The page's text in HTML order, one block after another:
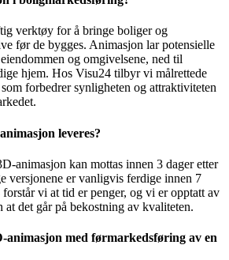
verktøy for å bringe boliger og
før de bygges. Animasjon lar potensielle
og omgivelsene, ned til
hjem. Hos Visu24 tilbyr vi målrettede
forbedrer synligheten og attraktiviteten
leveres?
animasjon kan mottas innen 3 dager etter
versjonene er vanligvis ferdige innen 7
vi at tid er penger, og vi er opptatt av
at det går på bekostning av kvaliteten.
animasjon med førmarkedsføring av en